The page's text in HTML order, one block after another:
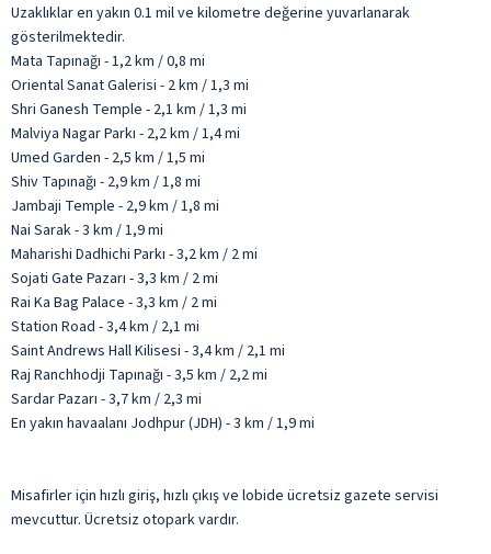
Uzaklıklar en yakın 0.1 mil ve kilometre değerine yuvarlanarak
gösterilmektedir.
Mata Tapınağı - 1,2 km / 0,8 mi
Oriental Sanat Galerisi - 2 km / 1,3 mi
Shri Ganesh Temple - 2,1 km / 1,3 mi
Malviya Nagar Parkı - 2,2 km / 1,4 mi
Umed Garden - 2,5 km / 1,5 mi
Shiv Tapınağı - 2,9 km / 1,8 mi
Jambaji Temple - 2,9 km / 1,8 mi
Nai Sarak - 3 km / 1,9 mi
Maharishi Dadhichi Parkı - 3,2 km / 2 mi
Sojati Gate Pazarı - 3,3 km / 2 mi
Rai Ka Bag Palace - 3,3 km / 2 mi
Station Road - 3,4 km / 2,1 mi
Saint Andrews Hall Kilisesi - 3,4 km / 2,1 mi
Raj Ranchhodji Tapınağı - 3,5 km / 2,2 mi
Sardar Pazarı - 3,7 km / 2,3 mi
En yakın havaalanı Jodhpur (JDH) - 3 km / 1,9 mi
Misafirler için hızlı giriş, hızlı çıkış ve lobide ücretsiz gazete servisi
mevcuttur. Ücretsiz otopark vardır.